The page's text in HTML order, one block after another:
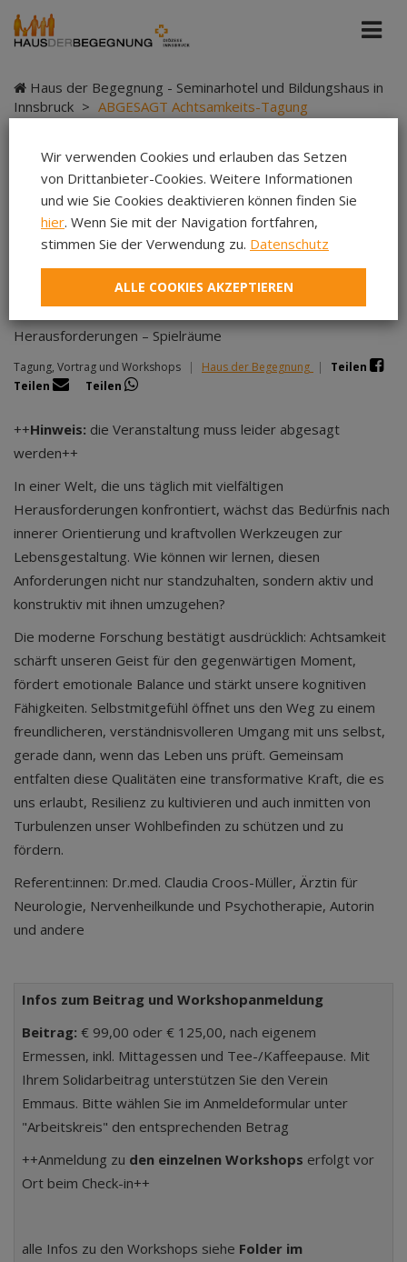
Haus der Begegnung - Seminarhotel und Bildungshaus in
Innsbruck > ABGESAGT Achtsamkeits-Tagung
ABGESAGT
Achtsamkeits-Tagung
Herausforderungen – Spielräume
Tagung, Vortrag und Workshops | Haus der Begegnung |
Teilen
Teilen
Teilen
++Hinweis: die Veranstaltung muss leider abgesagt
werden++
In einer Welt, die uns täglich mit vielfältigen
Herausforderungen konfrontiert, wächst das Bedürfnis nach
innerer Orientierung und kraftvollen Werkzeugen zur
Lebensgestaltung. Wie können wir lernen, diesen
Anforderungen nicht nur standzuhalten, sondern aktiv und
konstruktiv mit ihnen umzugehen?
Die moderne Forschung bestätigt ausdrücklich: Achtsamkeit
schärft unseren Geist für den gegenwärtigen Moment,
fördert emotionale Balance und stärkt unsere kognitiven
Fähigkeiten. Selbstmitgefühl öffnet uns den Weg zu einem
freundlicheren, verständnisvolleren Umgang mit uns selbst,
gerade dann, wenn das Leben uns prüft. Gemeinsam
entfalten diese Qualitäten eine transformative Kraft, die es
uns erlaubt, Resilienz zu kultivieren und auch inmitten von
Turbulenzen unser Wohlbefinden zu schützen und zu
fördern.
Referent:innen: Dr.med. Claudia Croos-Müller, Ärztin für
Neurologie, Nervenheilkunde und Psychotherapie, Autorin
und andere
Infos zum Beitrag und Workshopanmeldung
Beitrag: € 99,00 oder € 125,00, nach eigenem
Ermessen, inkl. Mittagessen und Tee-/Kaffeepause. Mit
Ihrem Solidarbeitrag unterstützen Sie den Verein
Emmaus. Bitte wählen Sie im Anmeldeformular unter
"Arbeitskreis" den entsprechenden Betrag
++Anmeldung zu den einzelnen Workshops erfolgt vor
Ort beim Check-in++
alle Infos zu den Workshops siehe Folder im
Wir verwenden Cookies und erlauben das Setzen
von Drittanbieter-Cookies. Weitere Informationen
und wie Sie Cookies deaktivieren können finden Sie
hier. Wenn Sie mit der Navigation fortfahren,
stimmen Sie der Verwendung zu. Datenschutz
ALLE COOKIES AKZEPTIEREN